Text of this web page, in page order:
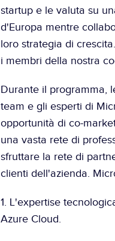
startup e le valuta su
d'Europa mentre
loro strategia di
i membri della nostra
Durante il programma,
team e gli esperti di
opportunità di co-
una vasta rete di
sfruttare la rete di
clienti dell'azienda.
1. L'expertise
Azure Cloud.